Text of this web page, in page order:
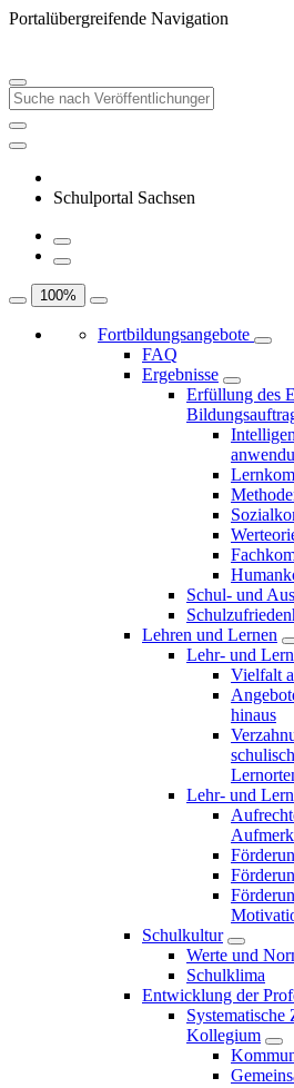
Portalübergreifende Navigation
Schulportal Sachsen
100%
Fortbildungsangebote
FAQ
Ergebnisse
Erfüllung des
Schul- und
Lehren und Lernen
Lehr- und
Vielfalt
hinaus
Lehr- und
Schulkultur
Werte und
Schulklima
Entwicklung der
Systematische
Kollegium